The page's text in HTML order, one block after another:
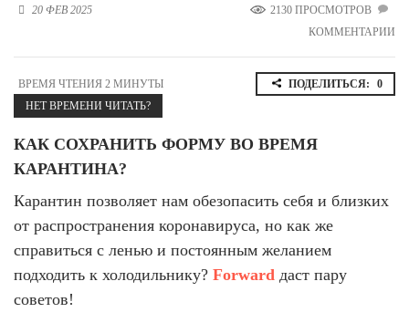
Новосибирская область (3)
Республика Башкортостан (3)
Республика Крым (1)
Республика Татарстан (2)
Ростовская область (2)
Самарская область (1)
Санкт-Петербург и ЛО (3)
Саратовская область (1)
Свердловская область (5)
Северная Осетия (2)
20 ФЕВ 2025
2130 ПРОСМОТРОВ
КОММЕНТАРИИ
ВРЕМЯ ЧТЕНИЯ 2 МИНУТЫ
НЕТ ВРЕМЕНИ ЧИТАТЬ?
ПОДЕЛИТЬСЯ: 0
КАК СОХРАНИТЬ ФОРМУ ВО ВРЕМЯ
КАРАНТИНА?
Карантин позволяет нам обезопасить себя и близких
от распространения коронавируса, но как же
справиться с ленью и постоянным желанием
подходить к холодильнику? Forward даст пару
советов!